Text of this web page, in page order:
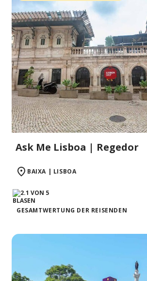
Ask Me Lisboa | Regedor
BAIXA | LISBOA
GESAMTWERTUNG DER REISENDEN